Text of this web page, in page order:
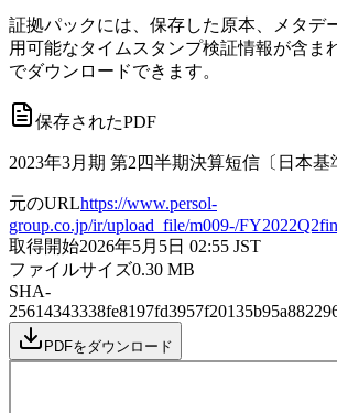
証拠パックには、保存した原本、メタデ
用可能なタイムスタンプ検証情報が含ま
でダウンロードできます。
保存されたPDF
2023年3月期 第2四半期決算短信〔日本基
元のURLhttps://www.persol-
group.co.jp/ir/upload_file/m009-/
取得開始2026年5月5日 02:55 JST
ファイルサイズ0.30 MB
SHA-
256
PDFをダウンロード